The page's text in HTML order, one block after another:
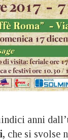
anni
che si svolse